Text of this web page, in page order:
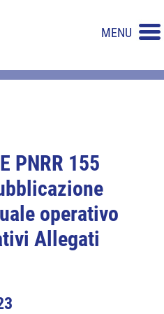
MENU
PNRR 155
operativo
Allegati